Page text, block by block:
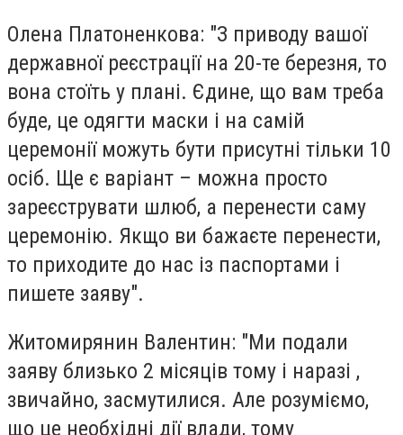
Олена Платоненкова: "З приводу вашої
державної реєстрації на 20-те березня, то
вона стоїть у плані. Єдине, що вам треба
буде, це одягти маски і на самій
церемонії можуть бути присутні тільки 10
осіб. Ще є варіант – можна просто
зареєструвати шлюб, а перенести саму
церемонію. Якщо ви бажаєте перенести,
то приходите до нас із паспортами і
пишете заяву".
Житомирянин Валентин: "Ми подали
заяву близько 2 місяців тому і наразі ,
звичайно, засмутилися. Але розуміємо,
що це необхідні дії влади, тому